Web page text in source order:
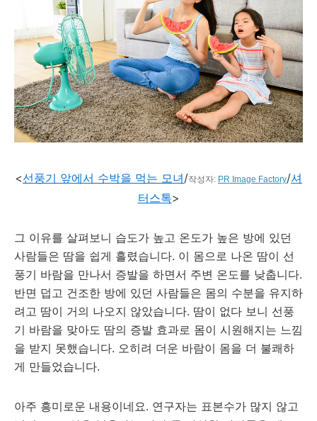
<선풍기 앞에서 수박을 먹는 모녀/작성자: PR Image Factory/셔
터스톡>
그 이유를 살펴보니 습도가 높고 온도가 높은 방에 있던
사람들은 땀을 쉽게 흘렸습니다. 이 몸으로 나온 땀이 선
풍기 바람을 만나서 증발을 하면서 주변 온도를 낮춥니다.
반면 덥고 건조한 방에 있던 사람들은 몸의 수분을 유지하
려고 땀이 거의 나오지 않았습니다. 땀이 없다 보니 선풍
기 바람을 맞아도 땀의 증발 효과로 몸이 시원해지는 느낌
을 받지 못했습니다. 오히려 더운 바람이 몸을 더 불쾌하
게 만들었습니다.
아주 흥미로운 내용이네요. 연구자는 표본수가 많지 않고